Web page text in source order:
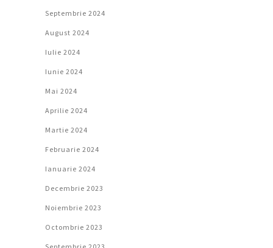
Septembrie 2024
August 2024
Iulie 2024
Iunie 2024
Mai 2024
Aprilie 2024
Martie 2024
Februarie 2024
Ianuarie 2024
Decembrie 2023
Noiembrie 2023
Octombrie 2023